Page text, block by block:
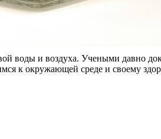
воды и воздуха. Учеными давно
к окружающей среде и своему